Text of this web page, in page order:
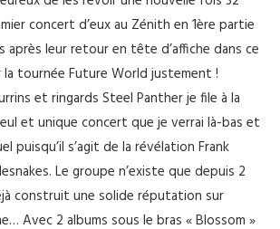
concert d’eux au Zénith en 1ère partie
après leur retour en tête d’affiche dans ce
tournée Future World justement !
et ringards Steel Panther je file à la
et unique concert que je verrai là-bas et
puisqu’il s’agit de la révélation Frank
Le groupe n’existe que depuis 2
construit une solide réputation sur
Avec 2 albums sous le bras « Blossom »